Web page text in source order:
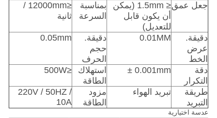
جعل عمق
≤ 1.5mm (يمكن
أن يكون قابل
للتعديل)
بمناسبة
السرعة
≤12000mm /
ثانية
دقيقة.
عرض
الخط
0.01MM
دقيقة.
حجم
الحرف
0.05mm
دقة
التكرار
0.001mm ±
استهلاك
الطاقة
≤500W
طريقة
التبريد
تبريد الهواء
مزود
الطاقة
220V / 50HZ /
10A
عدسة اختيارية